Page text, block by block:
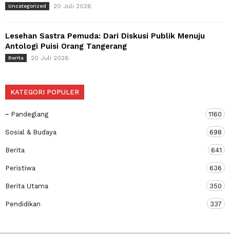
Uncategorized 20 Juli 2026
Lesehan Sastra Pemuda: Dari Diskusi Publik Menuju
Antologi Puisi Orang Tangerang
Berita 20 Juli 2026
KATEGORI POPULER
~ Pandeglang 1160
Sosial & Budaya 698
Berita 641
Peristiwa 636
Berita Utama 350
Pendidikan 337